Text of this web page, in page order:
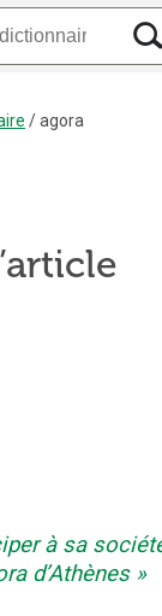
/agora
à sa
d’Athènes